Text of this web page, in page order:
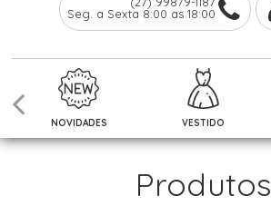
Seg. a Sexta 8:00 as 18:00
NOVIDADES VESTIDO
Produtos